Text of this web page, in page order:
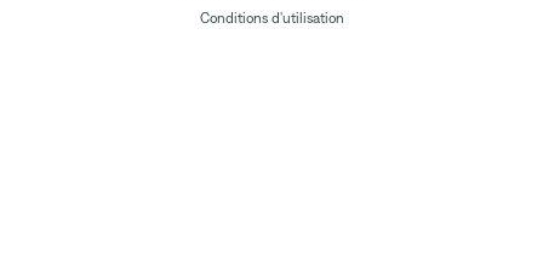
Conditions d'utilisation